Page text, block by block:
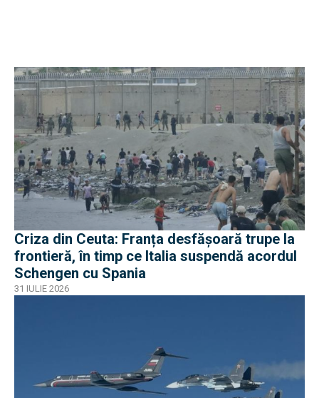
Criza din Ceuta: Franța desfășoară trupe la
frontieră, în timp ce Italia suspendă acordul
Schengen cu Spania
31 IULIE 2026